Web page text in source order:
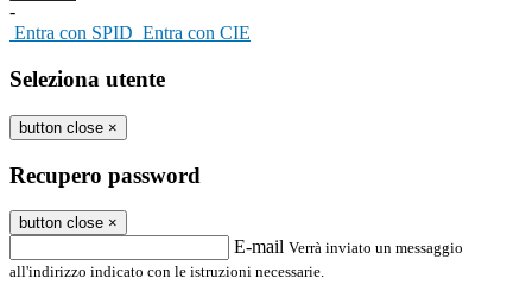
-
Entra con SPID Entra con CIE
Seleziona utente
button close ×
Recupero password
button close ×
E-mail Verrà inviato un messaggio
all'indirizzo indicato con le istruzioni necessarie.